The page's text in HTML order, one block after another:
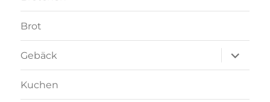
Brot
Gebäck
anzeigen
Kuchen